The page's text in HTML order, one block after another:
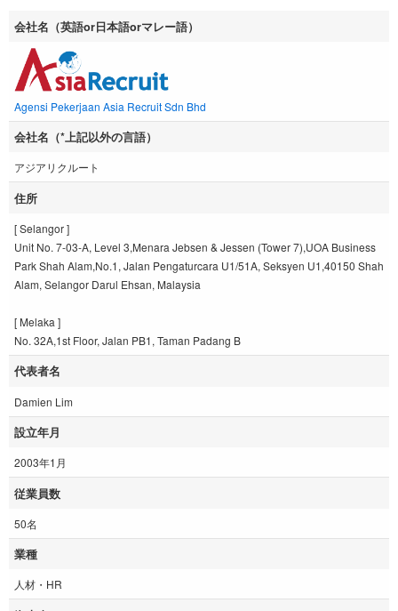
会社名（英語or日本語orマレー語）
Agensi Pekerjaan Asia Recruit Sdn Bhd
会社名（*上記以外の言語）
アジアリクルート
住所
[ Selangor ]
Unit No. 7-03-A, Level 3,Menara Jebsen & Jessen (Tower 7),UOA Business
Park Shah Alam,No.1, Jalan Pengaturcara U1/51A, Seksyen U1,40150 Shah
Alam, Selangor Darul Ehsan, Malaysia
[ Melaka ]
No. 32A,1st Floor, Jalan PB1, Taman Padang B
代表者名
Damien Lim
設立年月
2003年1月
従業員数
50名
業種
人材・HR